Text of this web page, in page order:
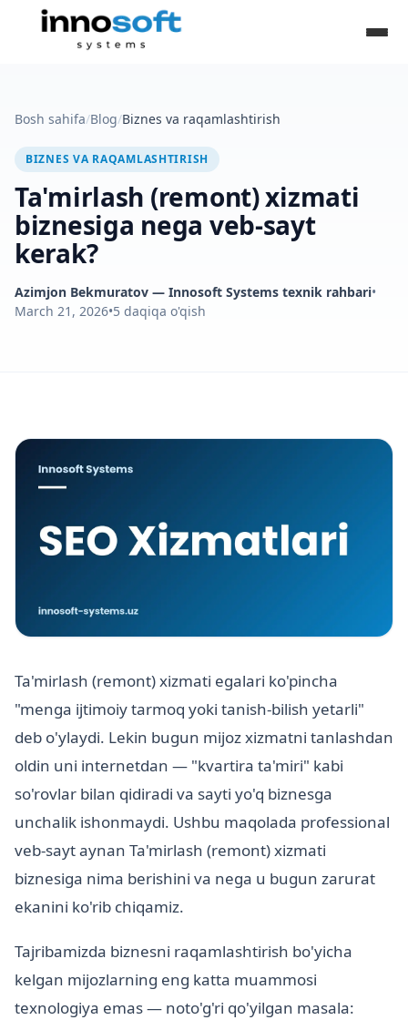
Bosh sahifa/Blog/Biznes va raqamlashtirish
BIZNES VA RAQAMLASHTIRISH
Ta'mirlash (remont) xizmati
biznesiga nega veb-sayt
kerak?
Azimjon Bekmuratov — Innosoft Systems texnik rahbari•
March 21, 2026•5 daqiqa o'qish
Ta'mirlash (remont) xizmati egalari ko'pincha
"menga ijtimoiy tarmoq yoki tanish-bilish yetarli"
deb o'ylaydi. Lekin bugun mijoz xizmatni tanlashdan
oldin uni internetdan — "kvartira ta'miri" kabi
so'rovlar bilan qidiradi va sayti yo'q biznesga
unchalik ishonmaydi. Ushbu maqolada professional
veb-sayt aynan Ta'mirlash (remont) xizmati
biznesiga nima berishini va nega u bugun zarurat
ekanini ko'rib chiqamiz.
Tajribamizda biznesni raqamlashtirish bo'yicha
kelgan mijozlarning eng katta muammosi
texnologiya emas — noto'g'ri qo'yilgan masala: